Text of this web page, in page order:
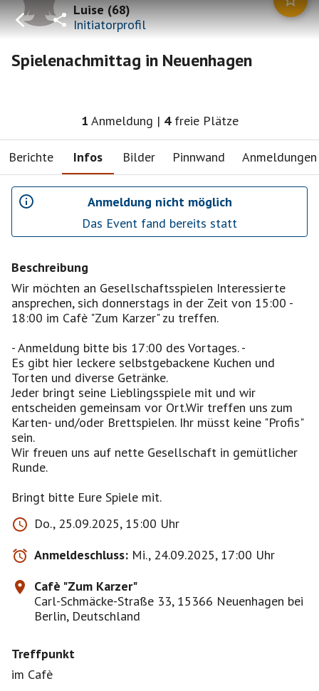
Luise(68)
Initiatorprofil
Spielenachmittag in Neuenhagen
1 Anmeldung | 4 freie Plätze
Berichte Infos Bilder Pinnwand Anmeldungen
Anmeldung nicht möglich
Das Event fand bereits statt
Beschreibung
Wir möchten an Gesellschaftsspielen Interessierte
ansprechen, sich donnerstags in der Zeit von 15:00 -
18:00 im Cafè "Zum Karzer" zu treffen.
- Anmeldung bitte bis 17:00 des Vortages. -
Es gibt hier leckere selbstgebackene Kuchen und
Torten und diverse Getränke.
Jeder bringt seine Lieblingsspiele mit und wir
entscheiden gemeinsam vor Ort.Wir treffen uns zum
Karten- und/oder Brettspielen. Ihr müsst keine "Profis"
sein.
Wir freuen uns auf nette Gesellschaft in gemütlicher
Runde.
Bringt bitte Eure Spiele mit.
Do., 25.09.2025, 15:00 Uhr
Anmeldeschluss: Mi., 24.09.2025, 17:00 Uhr
Cafè "Zum Karzer"
Carl-Schmäcke-Straße 33, 15366 Neuenhagen bei
Berlin, Deutschland
Treffpunkt
im Cafè